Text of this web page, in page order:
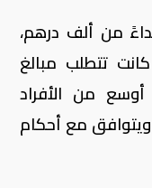
من ألف درهم،
تتطلب مبالغ
من الأفراد
ويتوافق مع أحكام